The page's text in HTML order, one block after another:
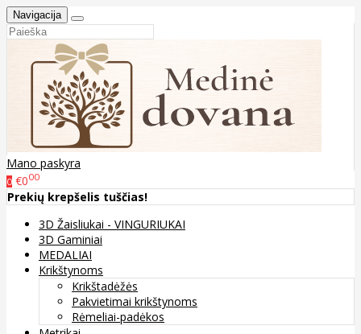
Navigacija
Mano paskyra
0 €000
Prekių krepšelis tuščias!
3D Žaisliukai - VINGURIUKAI
3D Gaminiai
MEDALIAI
Krikštynoms
Krikštadėžės
Pakvietimai krikštynoms
Rėmeliai-padėkos